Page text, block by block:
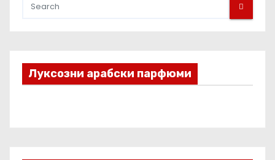
Луксозни арабски парфюми